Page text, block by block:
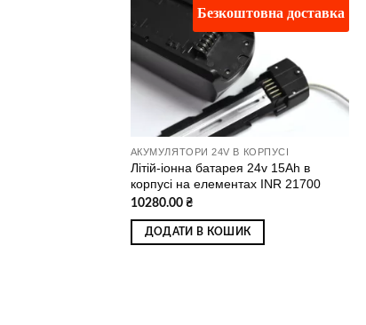
Безкоштовна доставка
списку
бажань
АКУМУЛЯТОРИ 24V В КОРПУСІ
Літій-іонна батарея 24v 15Ah в
корпусі на елементах INR 21700
10280.00 ₴
ДОДАТИ В КОШИК